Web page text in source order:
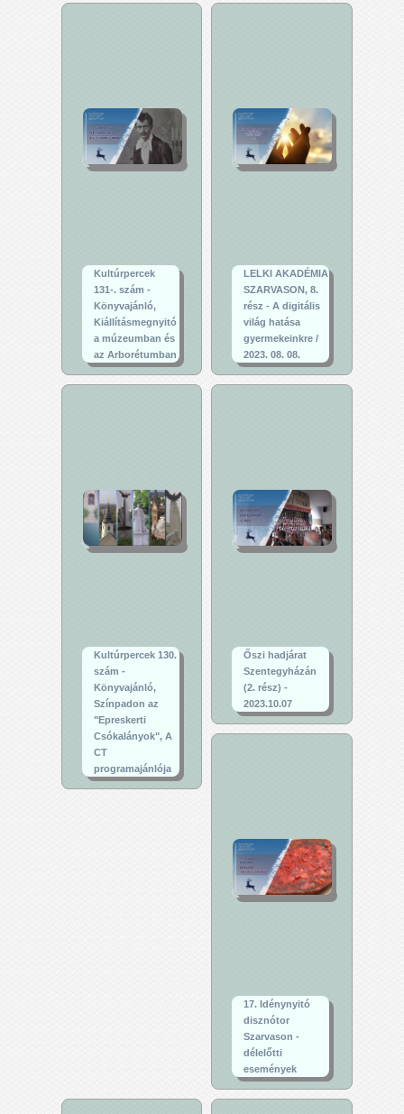
Kultúrpercek
131-. szám -
Könyvajánló,
Kiállításmegnyitó
a múzeumban és
az Arborétumban
LELKI AKADÉMIA
SZARVASON, 8.
rész - A digitális
világ hatása
gyermekeinkre /
2023. 08. 08.
Kultúrpercek 130.
szám -
Könyvajánló,
Színpadon az
"Epreskerti
Csókalányok", A
CT
programajánlója
Őszi hadjárat
Szentegyházán
(2. rész) -
2023.10.07
17. Idénynyitó
disznótor
Szarvason -
délelőtti
események